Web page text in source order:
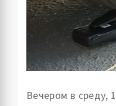
Вечером в среду,